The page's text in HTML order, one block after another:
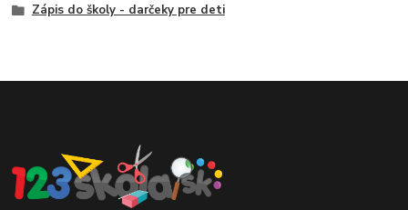
Zápis do školy - darčeky pre deti